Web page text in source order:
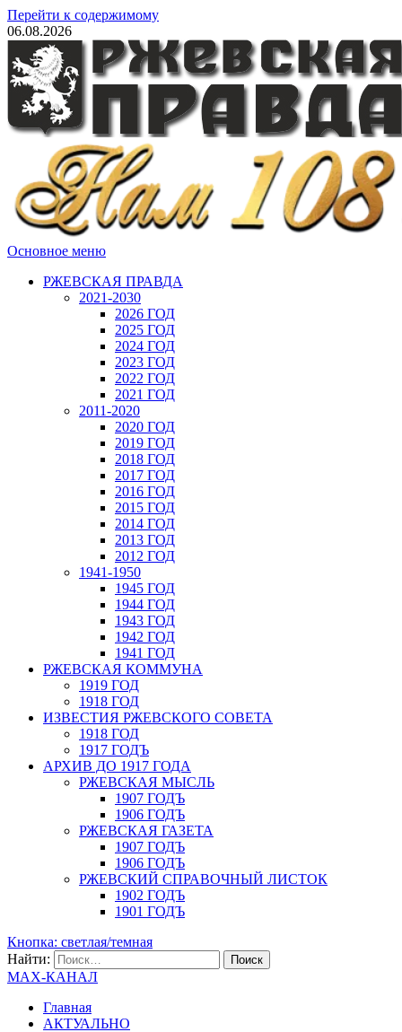
Перейти к содержимому
06.08.2026
Основное меню
РЖЕВСКАЯ ПРАВДА
2021-2030
2026 ГОД
2025 ГОД
2024 ГОД
2023 ГОД
2022 ГОД
2021 ГОД
2011-2020
2020 ГОД
2019 ГОД
2018 ГОД
2017 ГОД
2016 ГОД
2015 ГОД
2014 ГОД
2013 ГОД
2012 ГОД
1941-1950
1945 ГОД
1944 ГОД
1943 ГОД
1942 ГОД
1941 ГОД
РЖЕВСКАЯ КОММУНА
1919 ГОД
1918 ГОД
ИЗВЕСТИЯ РЖЕВСКОГО СОВЕТА
1918 ГОД
1917 ГОДЪ
АРХИВ ДО 1917 ГОДА
РЖЕВСКАЯ МЫСЛЬ
1907 ГОДЪ
1906 ГОДЪ
РЖЕВСКАЯ ГАЗЕТА
1907 ГОДЪ
1906 ГОДЪ
РЖЕВСКИЙ СПРАВОЧНЫЙ ЛИСТОК
1902 ГОДЪ
1901 ГОДЪ
Кнопка: светлая/темная
Найти:
MAX-КАНАЛ
Главная
АКТУАЛЬНО